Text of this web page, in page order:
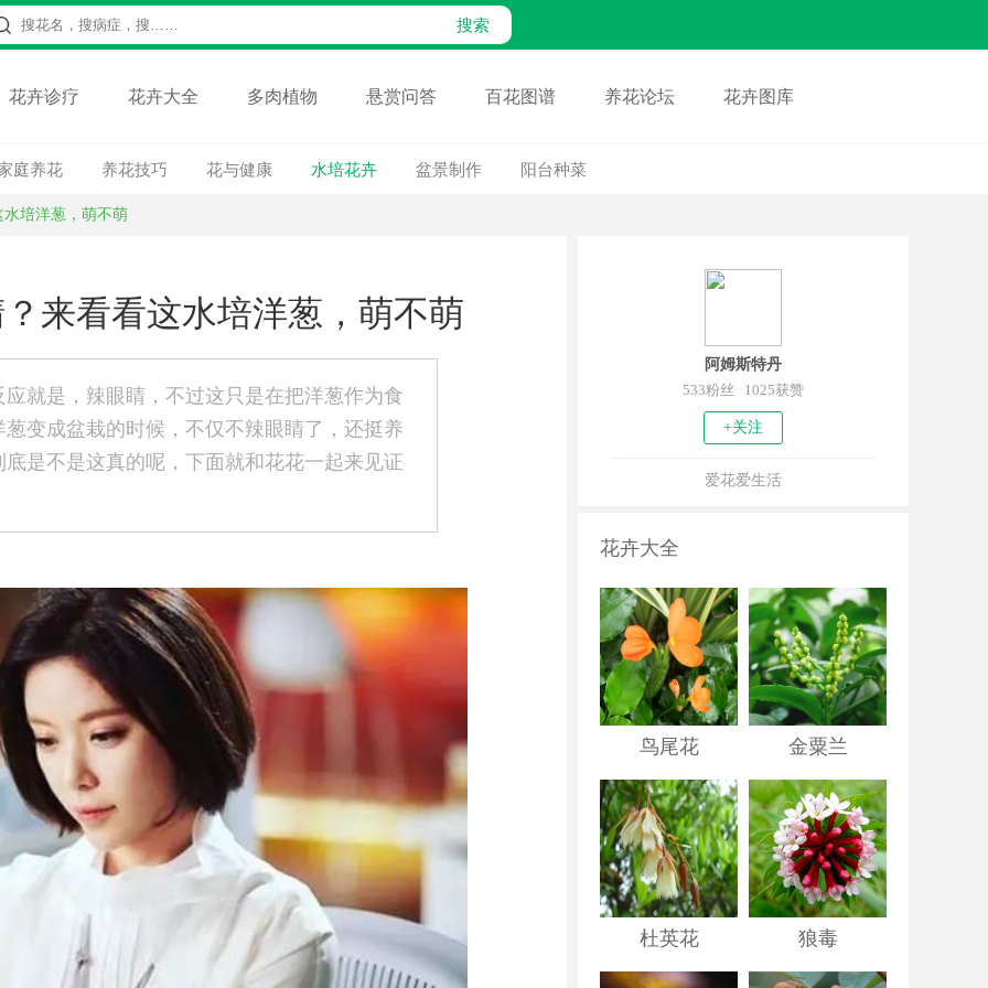
花卉诊疗 花卉大全 多肉植物 悬赏问答 百花图谱 养花论坛 花卉图库
庭养花 养花技巧 花与健康 水培花卉 盆景制作 阳台种菜
培洋葱，萌不萌
来看看这水培洋葱，萌不萌
就是，辣眼睛，不过这只是在把洋葱作为食
变成盆栽的时候，不仅不辣眼睛了，还挺养
是不是这真的呢，下面就和花花一起来见证
阿姆斯特丹
533粉丝 1025获赞
+关注
爱花爱生活
花卉大全
鸟尾花 金粟兰
杜英花 狼毒